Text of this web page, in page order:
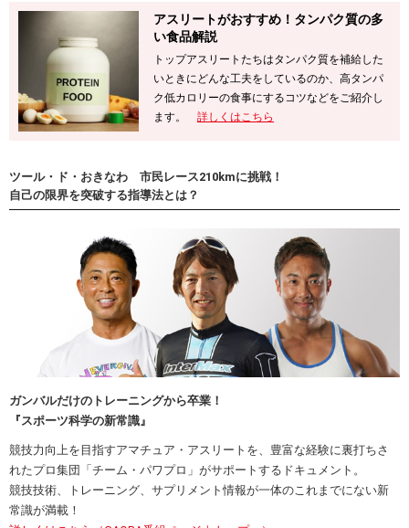
アスリートがおすすめ！タンパク質の多
い食品解説
トップアスリートたちはタンパク質を補給した
いときにどんな工夫をしているのか、高タンパ
ク低カロリーの食事にするコツなどをご紹介し
ます。 詳しくはこちら
ツール・ド・おきなわ 市民レース210kmに挑戦！
自己の限界を突破する指導法とは？
ガンバルだけのトレーニングから卒業！
『スポーツ科学の新常識』
競技力向上を目指すアマチュア・アスリートを、豊富な経験に裏打ちさ
れたプロ集団「チーム・パワプロ」がサポートするドキュメント。
競技技術、トレーニング、サプリメント情報が一体のこれまでにない新
常識が満載！